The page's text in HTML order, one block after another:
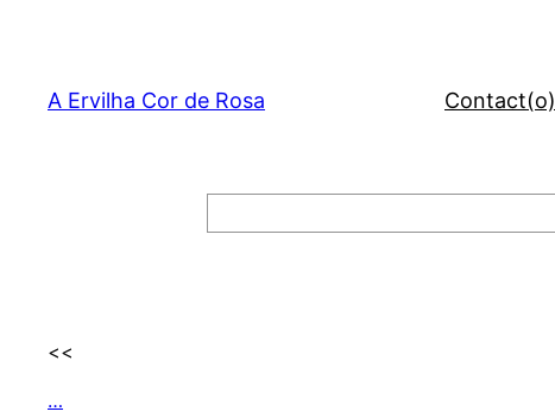
content
A Ervilha Cor de Rosa Contact(o)
<<
…